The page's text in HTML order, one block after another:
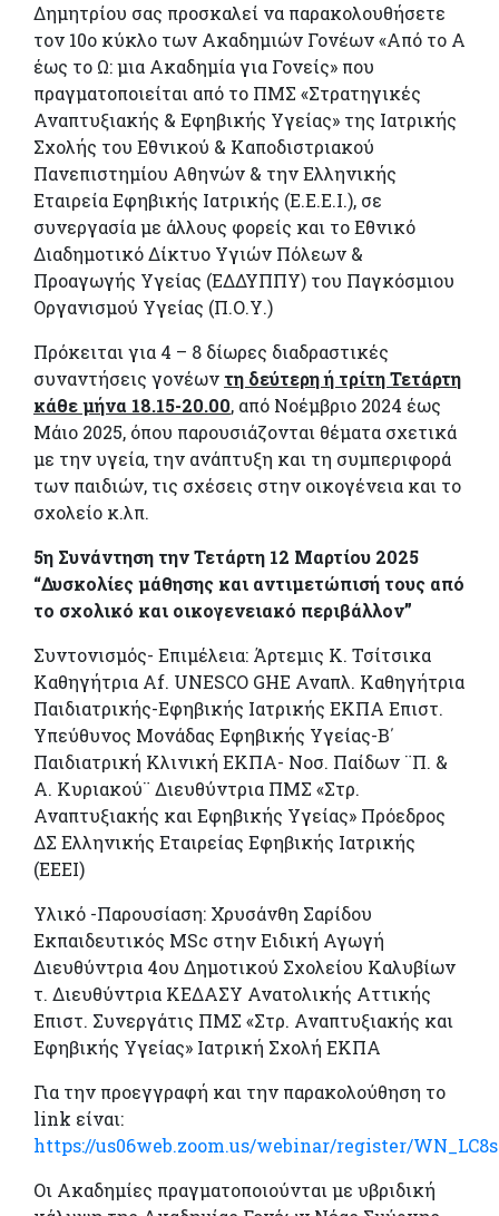
Δημητρίου σας προσκαλεί να παρακολουθήσετε
τον 10ο κύκλο των Ακαδημιών Γονέων «Από το Α
έως το Ω: μια Ακαδημία για Γονείς» που
πραγματοποιείται από το ΠΜΣ «Στρατηγικές
Αναπτυξιακής & Εφηβικής Υγείας» της Ιατρικής
Σχολής του Εθνικού & Καποδιστριακού
Πανεπιστημίου Αθηνών & την Ελληνικής
Εταιρεία Εφηβικής Ιατρικής (Ε.Ε.Ε.Ι.), σε
συνεργασία με άλλους φορείς και το Εθνικό
Διαδημοτικό Δίκτυο Υγιών Πόλεων &
Προαγωγής Υγείας (ΕΔΔΥΠΠΥ) του Παγκόσμιου
Οργανισμού Υγείας (Π.Ο.Υ.)
Πρόκειται για 4 – 8 δίωρες διαδραστικές
συναντήσεις γονέων τη δεύτερη ή τρίτη Τετάρτη
κάθε μήνα 18.15-20.00, από Νοέμβριο 2024 έως
Μάιο 2025, όπου παρουσιάζονται θέματα σχετικά
με την υγεία, την ανάπτυξη και τη συμπεριφορά
των παιδιών, τις σχέσεις στην οικογένεια και το
σχολείο κ.λπ.
5η Συνάντηση την Τετάρτη 12 Μαρτίου 2025
“Δυσκολίες μάθησης και αντιμετώπισή τους από
το σχολικό και οικογενειακό περιβάλλον”
Συντονισμός- Επιμέλεια: Άρτεμις Κ. Τσίτσικα
Καθηγήτρια Af. UNESCO GHE Αναπλ. Καθηγήτρια
Παιδιατρικής-Εφηβικής Ιατρικής ΕΚΠΑ Επιστ.
Υπεύθυνος Μονάδας Εφηβικής Υγείας-Β΄
Παιδιατρική Κλινική ΕΚΠΑ- Νοσ. Παίδων ¨Π. &
Α. Κυριακού¨ Διευθύντρια ΠΜΣ «Στρ.
Αναπτυξιακής και Εφηβικής Υγείας» Πρόεδρος
ΔΣ Ελληνικής Εταιρείας Εφηβικής Ιατρικής
(ΕΕΕΙ)
Υλικό -Παρουσίαση: Χρυσάνθη Σαρίδου
Εκπαιδευτικός MSc στην Ειδική Αγωγή
Διευθύντρια 4ου Δημοτικού Σχολείου Καλυβίων
τ. Διευθύντρια ΚΕΔΑΣΥ Ανατολικής Αττικής
Επιστ. Συνεργάτις ΠΜΣ «Στρ. Αναπτυξιακής και
Εφηβικής Υγείας» Ιατρική Σχολή ΕΚΠΑ
Για την προεγγραφή και την παρακολούθηση το
link είναι:
https://us06web.zoom.us/webinar/register/
Οι Ακαδημίες πραγματοποιούνται με υβριδική